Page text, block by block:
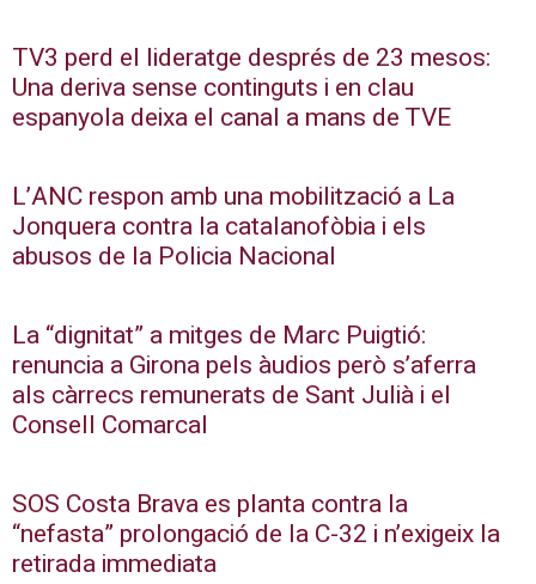
TV3 perd el lideratge després de 23 mesos:
Una deriva sense continguts i en clau
espanyola deixa el canal a mans de TVE
L’ANC respon amb una mobilització a La
Jonquera contra la catalanofòbia i els
abusos de la Policia Nacional
La “dignitat” a mitges de Marc Puigtió:
renuncia a Girona pels àudios però s’aferra
als càrrecs remunerats de Sant Julià i el
Consell Comarcal
SOS Costa Brava es planta contra la
“nefasta” prolongació de la C-32 i n’exigeix la
retirada immediata